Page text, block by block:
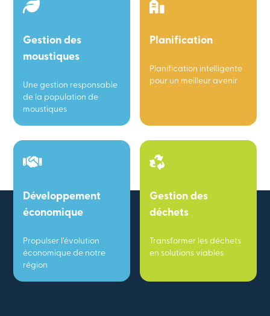
Gestion des
moustiques
Une gestion responsable
de la population de
moustiques
Planification
Planification intelligente
pour un meilleur avenir
Développement
économique
Propulser l’évolution
économique de notre
région
Gestion des
déchets
Transformer les déchets
en solutions viables